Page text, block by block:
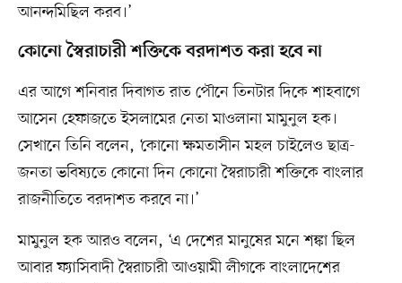
আনন্দমিছিল করব।’
কোনো স্বৈরাচারী শক্তিকে বরদাশত করা হবে না
এর আগে শনিবার দিবাগত রাত পৌনে তিনটার দিকে শাহবাগে
আসেন হেফাজতে ইসলামের নেতা মাওলানা মামুনুল হক।
সেখানে তিনি বলেন, ‘কোনো ক্ষমতাসীন মহল চাইলেও ছাত্র-
জনতা ভবিষ্যতে কোনো দিন কোনো স্বৈরাচারী শক্তিকে বাংলার
রাজনীতিতে বরদাশত করবে না।’
মামুনুল হক আরও বলেন, ‘এ দেশের মানুষের মনে শঙ্কা ছিল
আবার ফ্যাসিবাদী স্বৈরাচারী আওয়ামী লীগকে বাংলাদেশের